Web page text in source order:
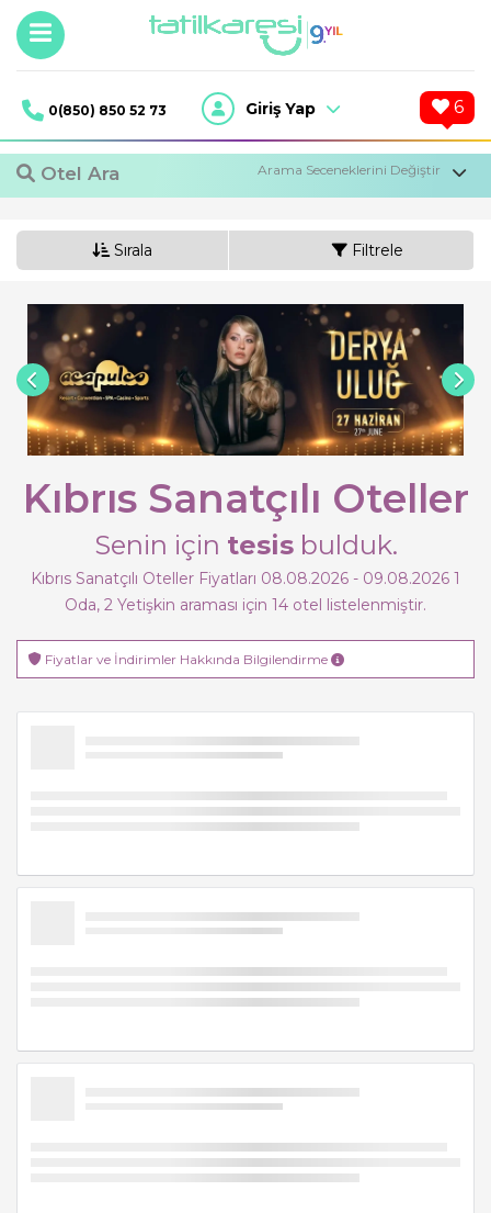
0(850) 850 52 73 Giriş Yap 6
Otel Ara
1Oda,2Yetişkin
Sırala Filtrele
Kıbrıs Sanatçılı Oteller
Senin için tesisbulduk.
Kıbrıs Sanatçılı Oteller Fiyatları 08.08.2026 - 09.08.2026 1
Oda, 2 Yetişkin araması için 14 otel listelenmiştir.
Fiyatlar ve İndirimler Hakkında Bilgilendirme